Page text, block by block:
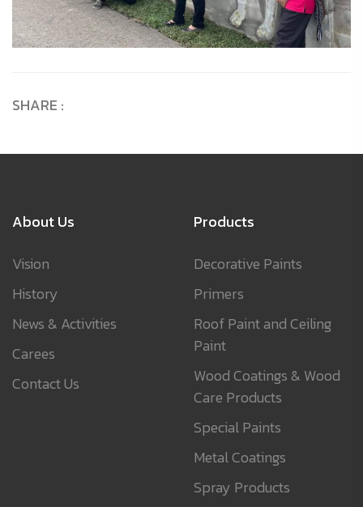
SHARE :
About Us
Vision
History
News & Activities
Carees
Contact Us
Products
Decorative Paints
Primers
Roof Paint and Ceiling
Paint
Wood Coatings & Wood
Care Products
Special Paints
Metal Coatings
Spray Products